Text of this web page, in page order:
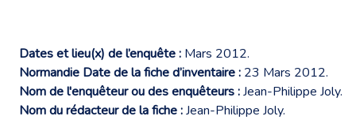
Dates et lieu(x) de l’enquête : Mars 2012.
Normandie Date de la fiche d’inventaire : 23 Mars 2012.
Nom de l'enquêteur ou des enquêteurs :Jean-Philippe Joly.
Nom du rédacteur de la fiche :Jean-Philippe Joly.